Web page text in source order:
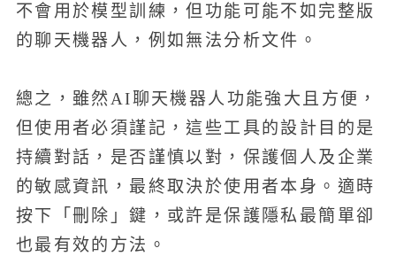
不會用於模型訓練，但功能可能不如完整版
的聊天機器人，例如無法分析文件。
總之，雖然AI聊天機器人功能強大且方便，
但使用者必須謹記，這些工具的設計目的是
持續對話，是否謹慎以對，保護個人及企業
的敏感資訊，最終取決於使用者本身。適時
按下「刪除」鍵，或許是保護隱私最簡單卻
也最有效的方法。